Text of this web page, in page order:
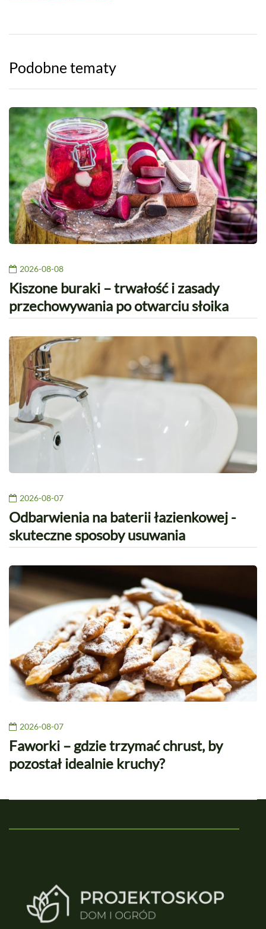
Podobne tematy
2026-08-08
Kiszone buraki – trwałość i zasady
przechowywania po otwarciu słoika
2026-08-07
Odbarwienia na baterii łazienkowej -
skuteczne sposoby usuwania
2026-08-07
Faworki – gdzie trzymać chrust, by
pozostał idealnie kruchy?